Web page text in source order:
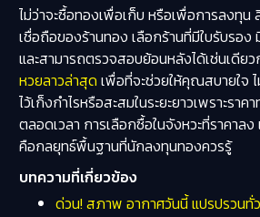
ไม่ว่าจะซื้อทองเพื่อเก็บ หรือเพื่อการลงทุ
เชื่อถือของร้านทอง เลือกร้านที่มีใบรับรอง
และสามารถตรวจสอบย้อนหลังได้เช่นเดีย
หวยลาวล่าสุด เพื่อที่จะช่วยให้คุณสบายใจ
ไว้เก็งกำไรหรือสะสมในระยะยาวเพราะรา
ตลอดเวลา การเลือกซื้อในจังหวะที่ราคาล
คือกลยุทธ์พื้นฐานที่นักลงทุนทองควรรู้
บทความที่เกี่ยวข้อง
ด่วน! สภาพ อากาศวันนี้ แปรปรวนทั่ว